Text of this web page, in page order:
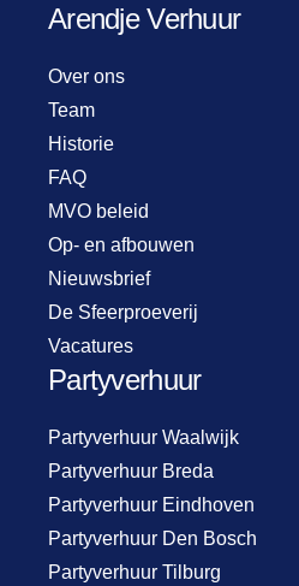
Arendje Verhuur
Over ons
Team
Historie
FAQ
MVO beleid
Op- en afbouwen
Nieuwsbrief
De Sfeerproeverij
Vacatures
Partyverhuur
Partyverhuur Waalwijk
Partyverhuur Breda
Partyverhuur Eindhoven
Partyverhuur Den Bosch
Partyverhuur Tilburg